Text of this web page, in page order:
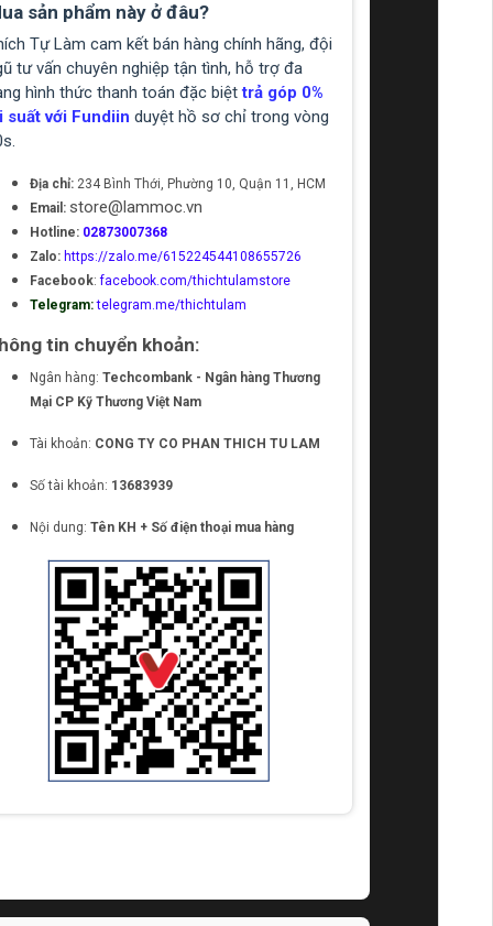
sản phẩm này ở đâu?
Tự Làm cam kết bán hàng chính hãng, đội
tư vấn chuyên nghiệp tận tình, hỗ trợ đa
hình thức thanh toán đặc biệttrả góp 0%
suất với Fundiin duyệt hồ sơ chỉ trong vòng
Địa chỉ: 234 Bình Thới, Phường 10, Quận 11, HCM
Email: store@lammoc.vn
Hotline: 02873007368
Zalo: https://zalo.me/615224544108655726
Facebook:facebook.com/thichtulamstore
Telegram: telegram.me/thichtulam
tin chuyển khoản:
Ngân hàng: Techcombank - Ngân hàng Thương
Mại CP Kỹ Thương Việt Nam
Tài khoản: CONG TY CO PHAN THICH TU LAM
Số tài khoản: 13683939
Nội dung: Tên KH + Số điện thoại mua hàng